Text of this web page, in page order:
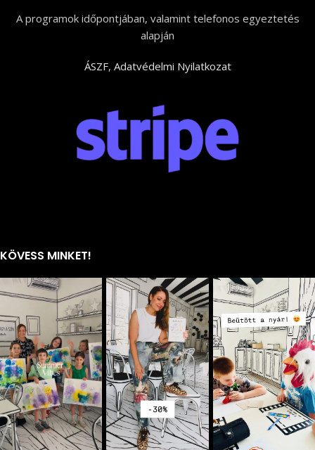
A programok időpontjában, valamint telefonos egyeztetés
alapján
ÁSZF, Adatvédelmi Nyilatkozat
KÖVESS MINKET!